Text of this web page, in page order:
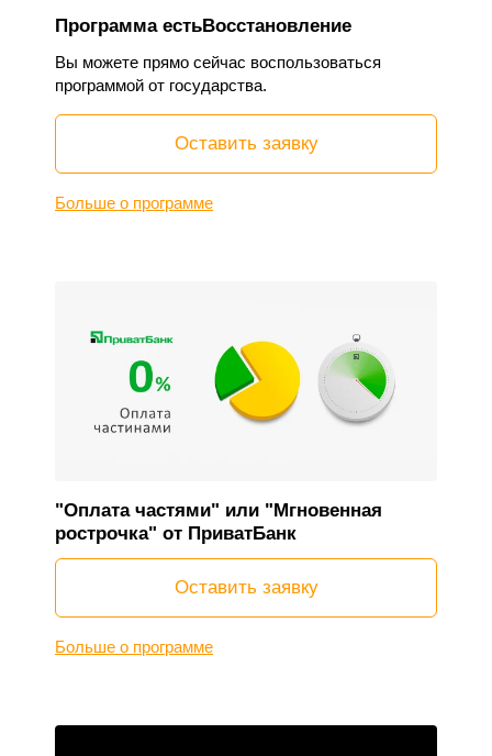
Программа естьВосстановление
Вы можете прямо сейчас воспользоваться
программой от государства.
Оставить заявку
Больше о программе
"Оплата частями" или "Мгновенная
рострочка" от ПриватБанк
Оставить заявку
Больше о программе